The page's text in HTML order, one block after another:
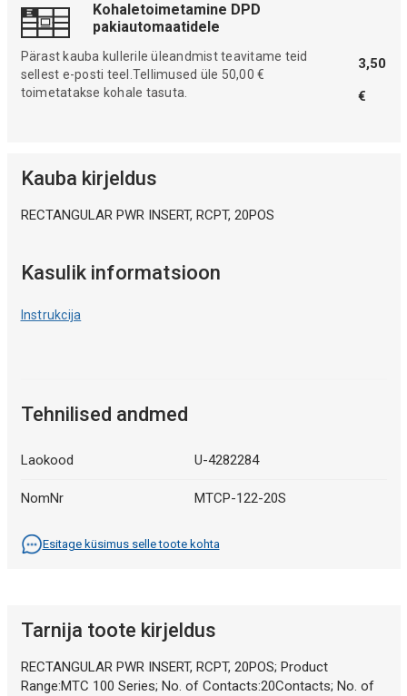
Kohaletoimetamine DPD
pakiautomaatidele
Pärast kauba kullerile üleandmist teavitame teid
sellest e-posti teel.Tellimused üle 50,00 €
toimetatakse kohale tasuta.
3,50
€
Kauba kirjeldus
RECTANGULAR PWR INSERT, RCPT, 20POS
Kasulik informatsioon
Instrukcija
Tehnilised andmed
Laokood U-4282284
NomNr MTCP-122-20S
Esitage küsimus selle toote kohta
Tarnija toote kirjeldus
RECTANGULAR PWR INSERT, RCPT, 20POS; Product
Range:MTC 100 Series; No. of Contacts:20Contacts; No. of